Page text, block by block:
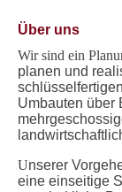
Über uns
Wir sind ein
planen und
Umbauten über
Unserer
eine einseitige